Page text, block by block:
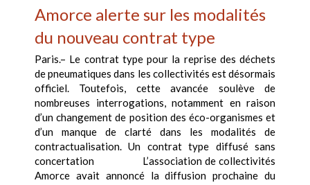
Amorce alerte sur les modalités
du nouveau contrat type
Paris.– Le contrat type pour la reprise des déchets
de pneumatiques dans les collectivités est désormais
officiel. Toutefois, cette avancée soulève de
nombreuses interrogations, notamment en raison
d’un changement de position des éco-organismes et
d’un manque de clarté dans les modalités de
contractualisation. Un contrat type diffusé sans
concertation L’association de collectivités
Amorce avait annoncé la diffusion prochaine du